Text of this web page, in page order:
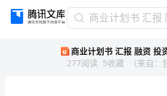
商
商业计划书 汇报
商业计划书 汇报 融资 投
277阅读 5收藏 （来自 ：